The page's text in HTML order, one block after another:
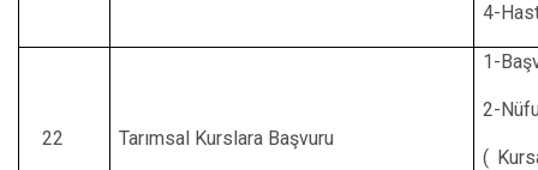
4-
22 Tarımsal Kurslara Başvuru
1-
2-
(